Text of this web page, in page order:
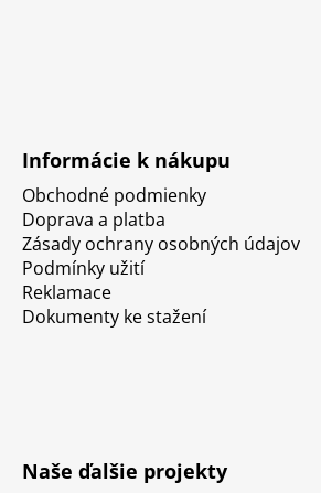
Informácie k nákupu
Obchodné podmienky
Doprava a platba
Zásady ochrany osobných údajov
Podmínky užití
Reklamace
Dokumenty ke stažení
Naše ďalšie projekty